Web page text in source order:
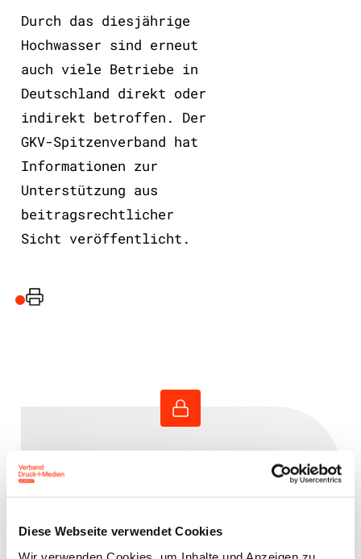
Diese Webseite verwendet Cookies
Durch das diesjährige
Hochwasser sind erneut
auch viele Betriebe in
Deutschland direkt oder
indirekt betroffen. Der
GKV-Spitzenverband hat
Informationen zur
Unterstützung aus
beitragsrechtlicher
Sicht veröffentlicht.
Drucker
Bitte geben Sie Ihren
Benutzernamen und Ihr
Passwort ein, um sich an der